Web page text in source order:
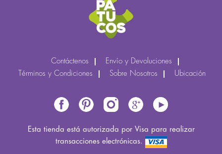
Contáctenos
Envío y Devoluciones
Términos y Condiciones
Sobre Nosotros Ubicación
Esta tienda está autorizada por Visa para realizar
transacciones electrónicas.